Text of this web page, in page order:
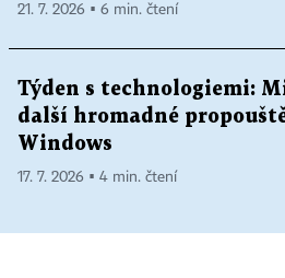
21. 7. 2026 ▪ 6 min. čtení
Týden s technologiemi:
další hromadné
Windows
17. 7. 2026 ▪ 4 min. čtení